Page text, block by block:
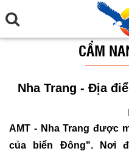
CẨM
Nha Trang - Địa
AMT - Nha Trang được
của biển Đông". Nơi